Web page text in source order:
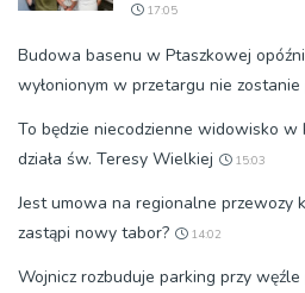
17:05
Budowa basenu w Ptaszkowej
wyłonionym w przetargu nie
To będzie niecodzienne widowisko
działa św. Teresy Wielkiej
15:03
Jest umowa na regionalne przewozy
zastąpi nowy tabor?
14:02
Wojnicz rozbuduje parking przy